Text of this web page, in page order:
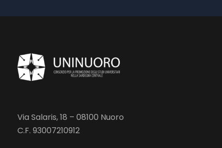
Via Salaris, 18 – 08100 Nuoro
C.F. 93007210912